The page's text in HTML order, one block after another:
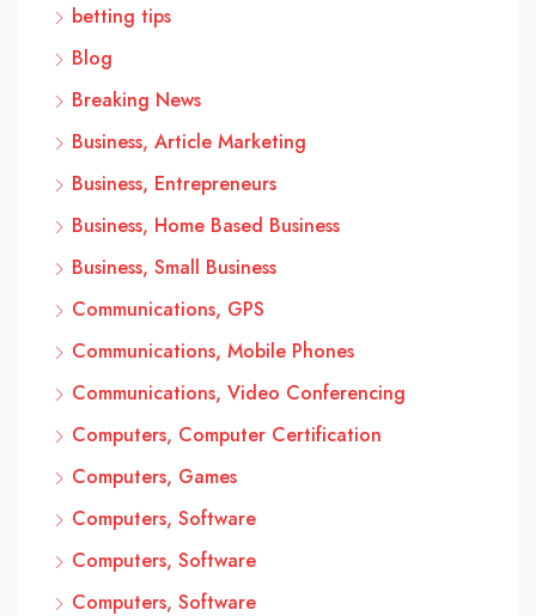
betting tips
Blog
Breaking News
Business, Article Marketing
Business, Entrepreneurs
Business, Home Based Business
Business, Small Business
Communications, GPS
Communications, Mobile Phones
Communications, Video Conferencing
Computers, Computer Certification
Computers, Games
Computers, Software
Computers, Software
Computers, Software